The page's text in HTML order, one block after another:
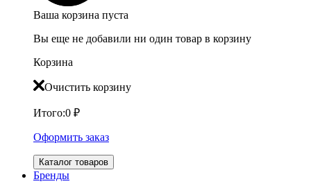
Ваша корзина пуста
Вы еще не добавили ни один товар в корзину
Корзина
Очистить корзину
Итого:0 ₽
Оформить заказ
Каталог товаров
Бренды